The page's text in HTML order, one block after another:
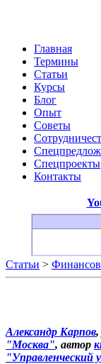
Главная
Термины
Статьи
Курсы
Блог
Опыт
Советы
Спецпроекты
Контакты
Статьи >
Александр Карпов,
"Москва", автор
"Управленческий